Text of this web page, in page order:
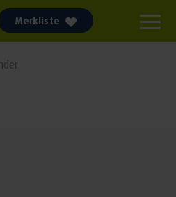
Merkliste